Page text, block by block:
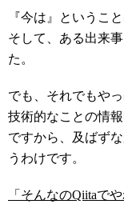
『今は』というこ
そして、ある出来
た。
でも、それでもや
技術的なことの情
ですから、及ばず
うわけです。
「そんなのQiitaで